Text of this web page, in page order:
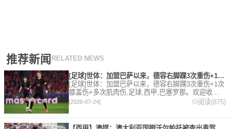
推荐新闻 RELATED NEWS
[足球]世体：加盟巴萨以来，德容右脚踝3次重伤+1次膝盖伤+
[足球]世体：加盟巴萨以来，德容右脚踝3次重伤+1次
膝盖伤+多次肌肉伤,足球,西甲,巴塞罗那。欢迎收藏
本站，24小时为你更新最新的足球，篮球体育资讯。
[2026-07-24] 阅读(875)